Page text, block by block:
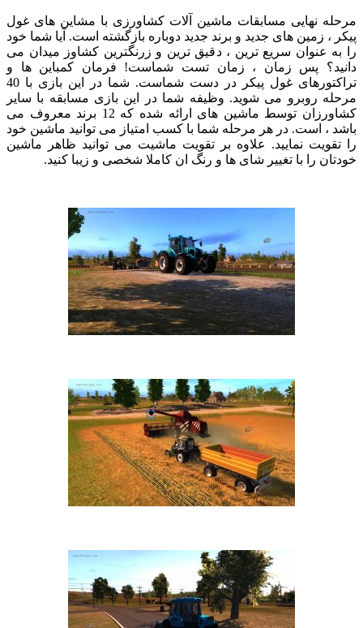
نهایی مسابقات ماشین آلات کشاورزی با مشاین های غول
زمین های جدید و برند جدید دوباره بازگشته است. آیا شما خود
عنوان سریع ترین ، دقیق ترین و زرنگترین کشاوز میدان می
پس زمان ، زمان تست شماست! فرمان کمباین ها و
تراکتورهای غول پیکر در دست شماست. شما در این بازی با 40
روبرو می شوید. وظیفه شما در این بازی مسابقه با سایر
کشاورزان توسط ماشین های ارائه شده که 12 برند معروف می
است. در هر مرحله شما با کسب امتیاز می توانید ماشین خود
نمایید. علاوه بر تقویت ماشیت می توانید ظاهر ماشین
را با تغییر شای ها و رنگ ان کاملا شخصی و زیبا کنید.